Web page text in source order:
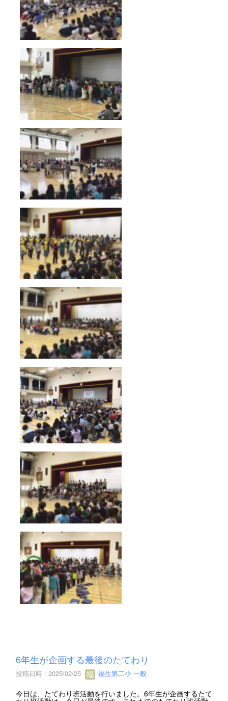
6年生が企画する最後のたてわり
投稿日時 : 2025/02/25 福生第二小 一般
今日は、たてわり班活動を行いました。6年生が企画するたて